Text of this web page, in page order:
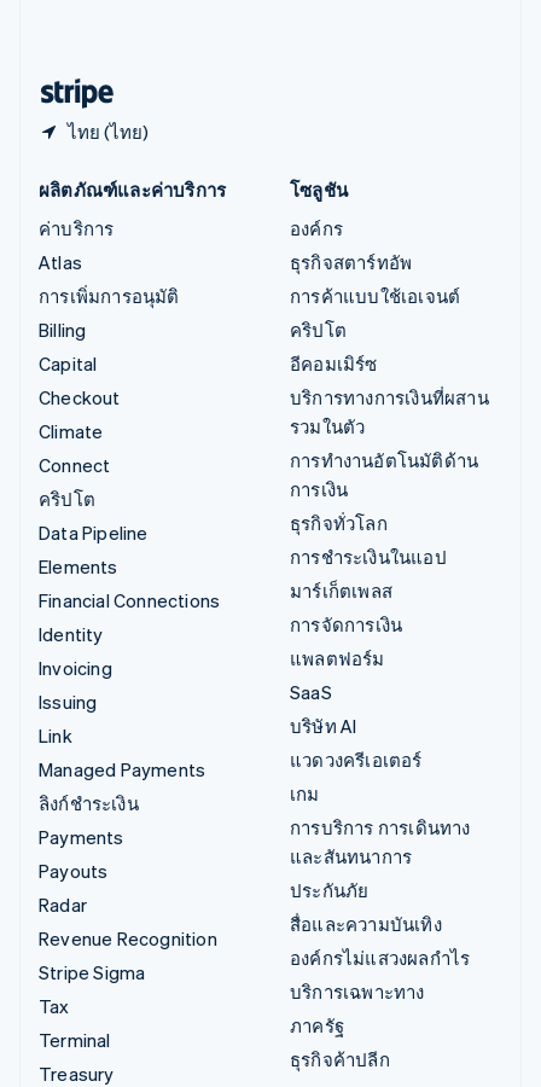
ไทย (ไทย)
ผลิตภัณฑ์และค่าบริการ
ค่าบริการ
Atlas
การเพิ่มการอนุมัติ
Billing
Capital
Checkout
Climate
Connect
คริปโต
Data Pipeline
Elements
Financial Connections
Identity
Invoicing
Issuing
Link
Managed Payments
ลิงก์ชำระเงิน
Payments
Payouts
Radar
Revenue Recognition
Stripe Sigma
Tax
Terminal
Treasury
โซลูชัน
องค์กร
ธุรกิจสตาร์ทอัพ
การค้าแบบใช้เอเจนต์
คริปโต
อีคอมเมิร์ซ
บริการทางการเงินที่ผสาน
รวมในตัว
การทำงานอัตโนมัติด้าน
การเงิน
ธุรกิจทั่วโลก
การชำระเงินในแอป
มาร์เก็ตเพลส
การจัดการเงิน
แพลตฟอร์ม
SaaS
บริษัท AI
แวดวงครีเอเตอร์
เกม
การบริการ การเดินทาง
และสันทนาการ
ประกันภัย
สื่อและความบันเทิง
องค์กรไม่แสวงผลกำไร
บริการเฉพาะทาง
ภาครัฐ
ธุรกิจค้าปลีก